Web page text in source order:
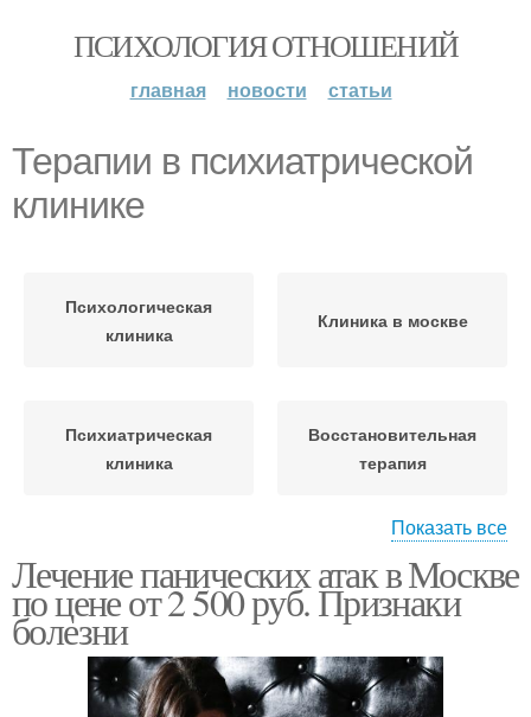
ПСИХОЛОГИЯ ОТНОШЕНИЙ
главная новости статьи
Терапии в психиатрической
клинике
Психологическая
клиника
Клиника в москве
Психиатрическая
клиника
Восстановительная
терапия
услуги
Услуги в клинике
Лечение в
психиатрической
Показать все
Лечение панических атак в Москве
по цене от 2 500 руб. Признаки
болезни